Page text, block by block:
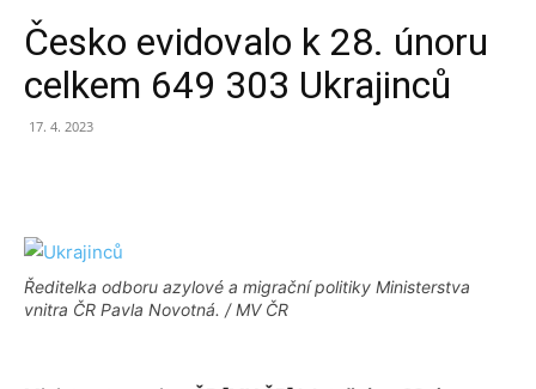
Česko evidovalo k 28. únoru
celkem 649 303 Ukrajinců
17. 4. 2023
Ředitelka odboru azylové a migrační politiky Ministerstva
vnitra ČR Pavla Novotná. / MV ČR